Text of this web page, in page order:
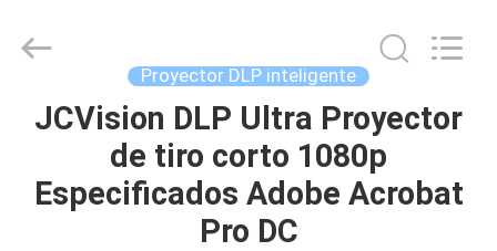
INICIO
PRODUCTOS
Shenzhen
Junction
Proyector DLP inteligente
JCVision DLP Ultra Proyector
de tiro corto 1080p
Especificados Adobe Acrobat
Pro DC